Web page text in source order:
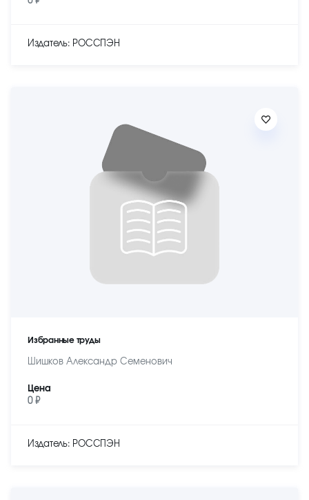
Издатель: РОССПЭН
Избранные труды
Шишков Александр Семенович
Цена
0 ₽
Издатель: РОССПЭН